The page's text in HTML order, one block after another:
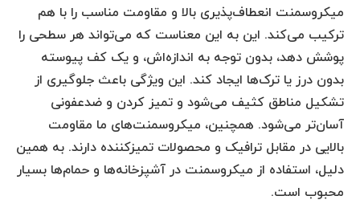
میکروسمنت انعطاف‌پذیری بالا و مقاومت مناسب را با هم
ترکیب می‌کند. این به این معناست که می‌تواند هر سطحی را
پوشش دهد، بدون توجه به اندازه‌اش، و یک کف پیوسته
بدون درز یا ترک‌ها ایجاد کند. این ویژگی باعث جلوگیری از
تشکیل مناطق کثیف می‌شود و تمیز کردن و ضدعفونی
آسان‌تر می‌شود. همچنین، میکروسمنت‌های ما مقاومت
بالایی در مقابل ترافیک و محصولات تمیزکننده دارند. به همین
دلیل، استفاده از میکروسمنت در آشپزخانه‌ها و حمام‌ها بسیار
محبوب است.